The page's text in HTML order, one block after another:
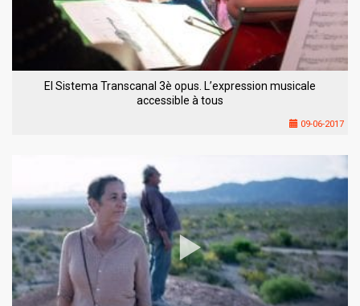
El Sistema Transcanal 3è opus. L’expression musicale
accessible à tous
09-06-2017